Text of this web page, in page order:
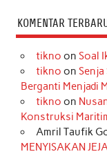
KOMENTAR
tikno on Soal
tikno on Senja
Berganti Menjadi
tikno on
Konstruksi
Amril Taufik
MENYISAKAN